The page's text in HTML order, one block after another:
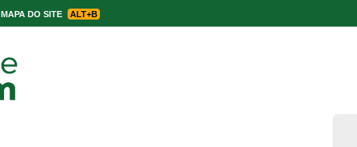
MAPA DO SITE ALT+B